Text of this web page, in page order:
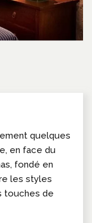
quelques
en face du
fondé en
les styles
touches de